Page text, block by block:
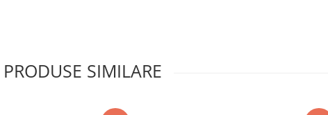
PRODUSE SIMILARE